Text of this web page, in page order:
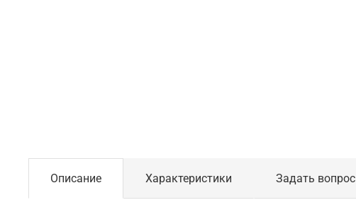
Описание Характеристики Задать вопрос